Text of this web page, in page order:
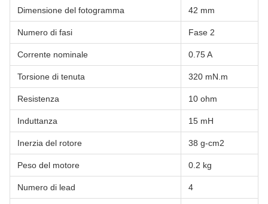
Dimensione del fotogramma 42 mm
Numero di fasi Fase 2
Corrente nominale 0.75 A
Torsione di tenuta 320 mN.m
Resistenza 10 ohm
Induttanza 15 mH
Inerzia del rotore 38 g-cm2
Peso del motore 0.2 kg
Numero di lead 4